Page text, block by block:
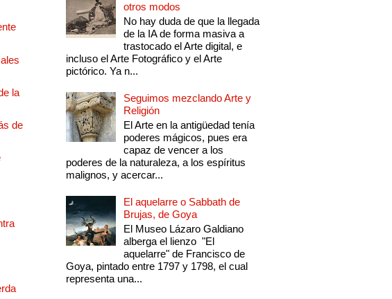
la
de
otros modos
No hay duda de que la llegada
de la IA de forma masiva a
trastocado el Arte digital, e
incluso el Arte Fotográfico y el Arte
pictórico. Ya n...
Seguimos mezclando Arte y
Religión
El Arte en la antigüedad tenía
poderes mágicos, pues era
capaz de vencer a los
poderes de la naturaleza, a los espíritus
malignos, y acercar...
El aquelarre o Sabbath de
Brujas, de Goya
El Museo Lázaro Galdiano
alberga el lienzo "El
aquelarre" de Francisco de
Goya, pintado entre 1797 y 1798, el cual
representa una...